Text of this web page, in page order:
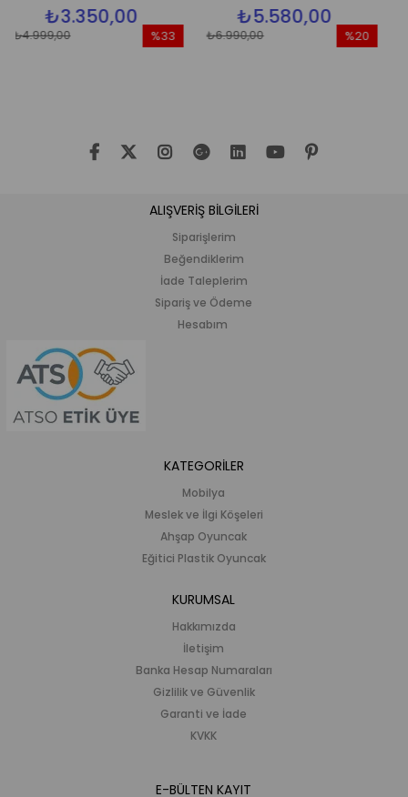
₺5.580,00
₺6.990,00 ₺6.990,00
ALIŞVERİŞ BİLGİLERİ
Siparişlerim
Beğendiklerim
İade Taleplerim
Sipariş ve Ödeme
Hesabım
KATEGORİLER
Mobilya
Meslek ve İlgi Köşeleri
Ahşap Oyuncak
Eğitici Plastik Oyuncak
KURUMSAL
Hakkımızda
İletişim
Banka Hesap Numaraları
Gizlilik ve Güvenlik
Garanti ve İade
KVKK
E-BÜLTEN KAYIT